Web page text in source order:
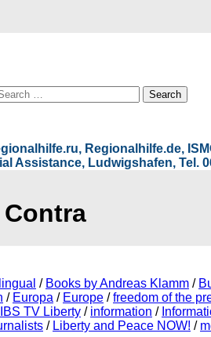
Regionalhilfe.de,
Assistance, Ludwigshafen, Tel.
Contra
/ Books by Andreas Klamm /
/ Europa / Europe /freedom of the
IBS TV Liberty / information /
/ Liberty and Peace NOW! /